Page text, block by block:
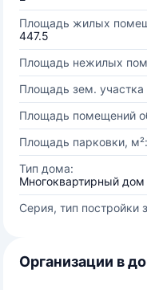
Площадь жилых
447.5
Площадь нежилых
Площадь зем.
Площадь помещений
Площадь парковки, м²:
Тип дома:
Многоквартирный дом
Серия, тип постройки
Организации в